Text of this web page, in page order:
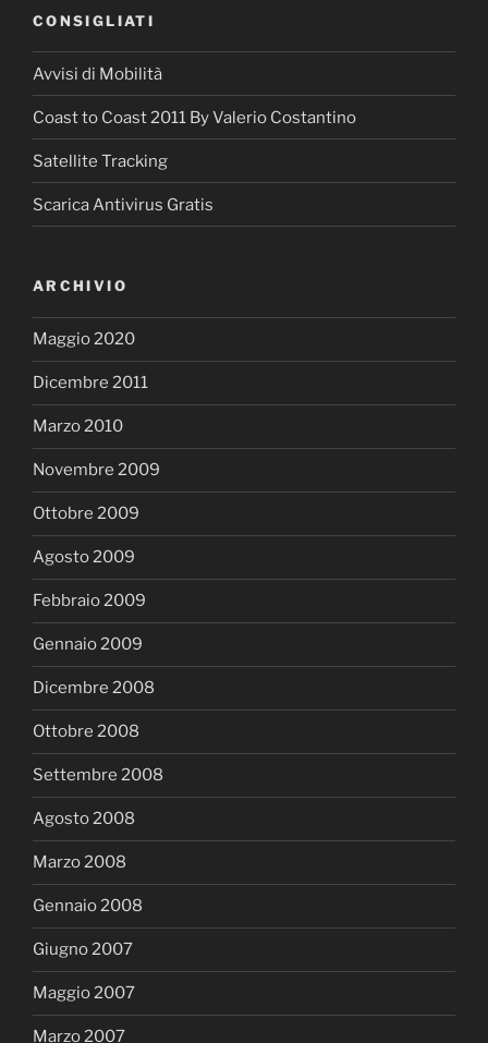
CONSIGLIATI
Avvisi di Mobilità
Coast to Coast 2011 By Valerio Costantino
Satellite Tracking
Scarica Antivirus Gratis
ARCHIVIO
Maggio 2020
Dicembre 2011
Marzo 2010
Novembre 2009
Ottobre 2009
Agosto 2009
Febbraio 2009
Gennaio 2009
Dicembre 2008
Ottobre 2008
Settembre 2008
Agosto 2008
Marzo 2008
Gennaio 2008
Giugno 2007
Maggio 2007
Marzo 2007